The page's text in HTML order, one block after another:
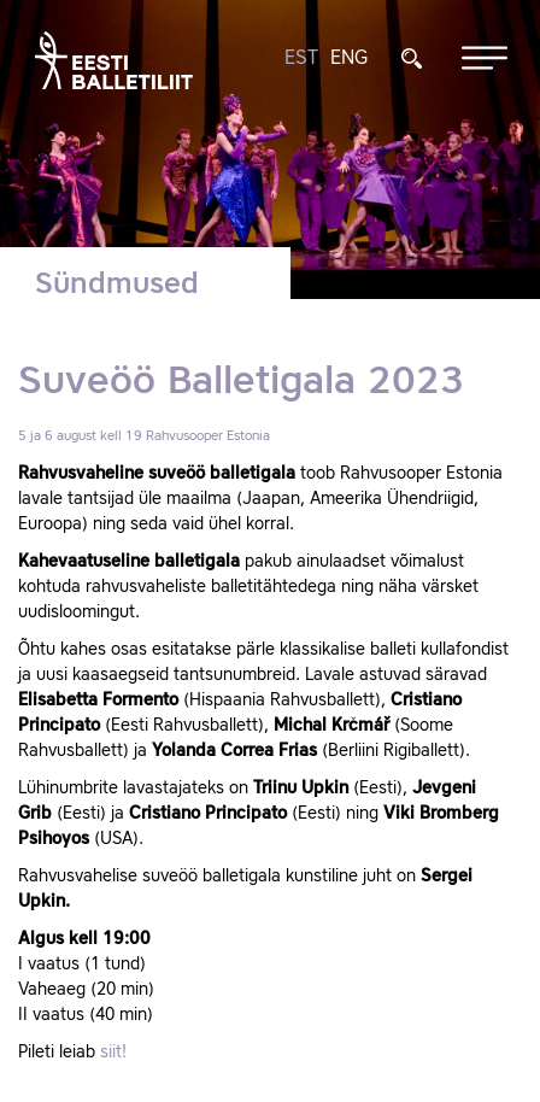
EST ENG
Sündmused
Suveöö Balletigala 2023
5 ja 6 august kell 19 Rahvusooper Estonia
Rahvusvaheline suveöö balletigala toob Rahvusooper Estonia
lavale tantsijad üle maailma (Jaapan, Ameerika Ühendriigid,
Euroopa) ning seda vaid ühel korral.
Kahevaatuseline balletigala pakub ainulaadset võimalust
kohtuda rahvusvaheliste balletitähtedega ning näha värsket
uudisloomingut.
Õhtu kahes osas esitatakse pärle klassikalise balleti kullafondist
ja uusi kaasaegseid tantsunumbreid. Lavale astuvad säravad
Elisabetta Formento(Hispaania Rahvusballett), Cristiano
Principato(Eesti Rahvusballett), Michal Krčmář(Soome
Rahvusballett) ja Yolanda Correa Frias(Berliini Rigiballett).
Lühinumbrite lavastajateks on Triinu Upkin(Eesti), Jevgeni
Grib (Eesti) ja Cristiano Principato(Eesti) ning Viki Bromberg
Psihoyos(USA).
Rahvusvahelise suveöö balletigala kunstiline juht on Sergei
Upkin.
Algus kell 19:00
I vaatus (1 tund)
Vaheaeg (20 min)
II vaatus (40 min)
Pileti leiab siit!